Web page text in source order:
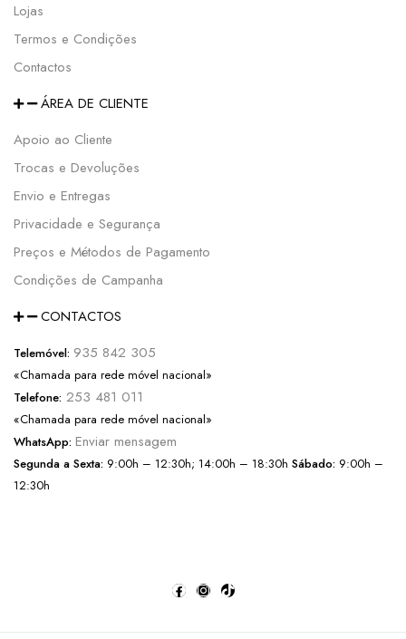
Lojas
Termos e Condições
Contactos
ÁREA DE CLIENTE
Apoio ao Cliente
Trocas e Devoluções
Envio e Entregas
Privacidade e Segurança
Preços e Métodos de Pagamento
Condições de Campanha
CONTACTOS
Telemóvel: 935 842 305
«Chamada para rede móvel nacional»
Telefone: 253 481 011
«Chamada para rede móvel nacional»
WhatsApp: Enviar mensagem
Segunda a Sexta: 9:00h – 12:30h; 14:00h – 18:30h Sábado: 9:00h –
12:30h